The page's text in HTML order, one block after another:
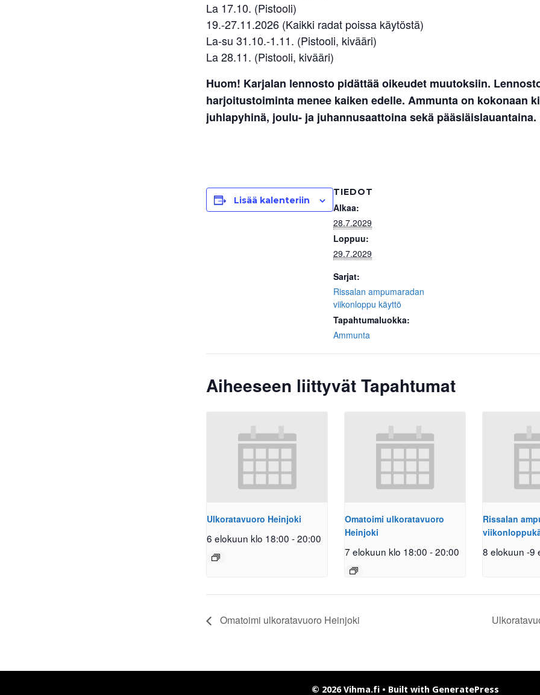
La 17.10. (Pistooli)
19.-27.11.2026 (Kaikki radat poissa käytöstä)
La-su 31.10.-1.11. (Pistooli, kivääri)
La 28.11. (Pistooli, kivääri)
Huom! Karjalan lennosto pidättää oikeudet muutoksiin.
harjoitustoiminta menee kaiken edelle. Ammunta on kokonaan
juhlapyhinä, joulu- ja juhannusaattoina sekä pääsiäislauantaina.
Lisää kalenteriin
TIEDOT
Alkaa:
28.7.2029
Loppuu:
29.7.2029
Sarjat:
Rissalan ampumaradan
viikonloppu käyttö
Tapahtumaluokka:
Ammunta
Aiheeseen liittyvät Tapahtumat
Ulkoratavuoro Heinjoki
6 elokuun klo 18:00 -20:00
Omatoimi ulkoratavuoro
Heinjoki
7 elokuun klo 18:00 -20:00
Rissalan
8 elokuun -9
Omatoimi ulkoratavuoro Heinjoki
© 2026 Vihma.fi• Built with GeneratePress